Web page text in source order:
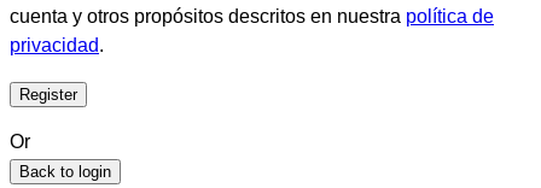
cuenta y otros propósitos descritos en nuestra política de
privacidad.
Or
Back to login